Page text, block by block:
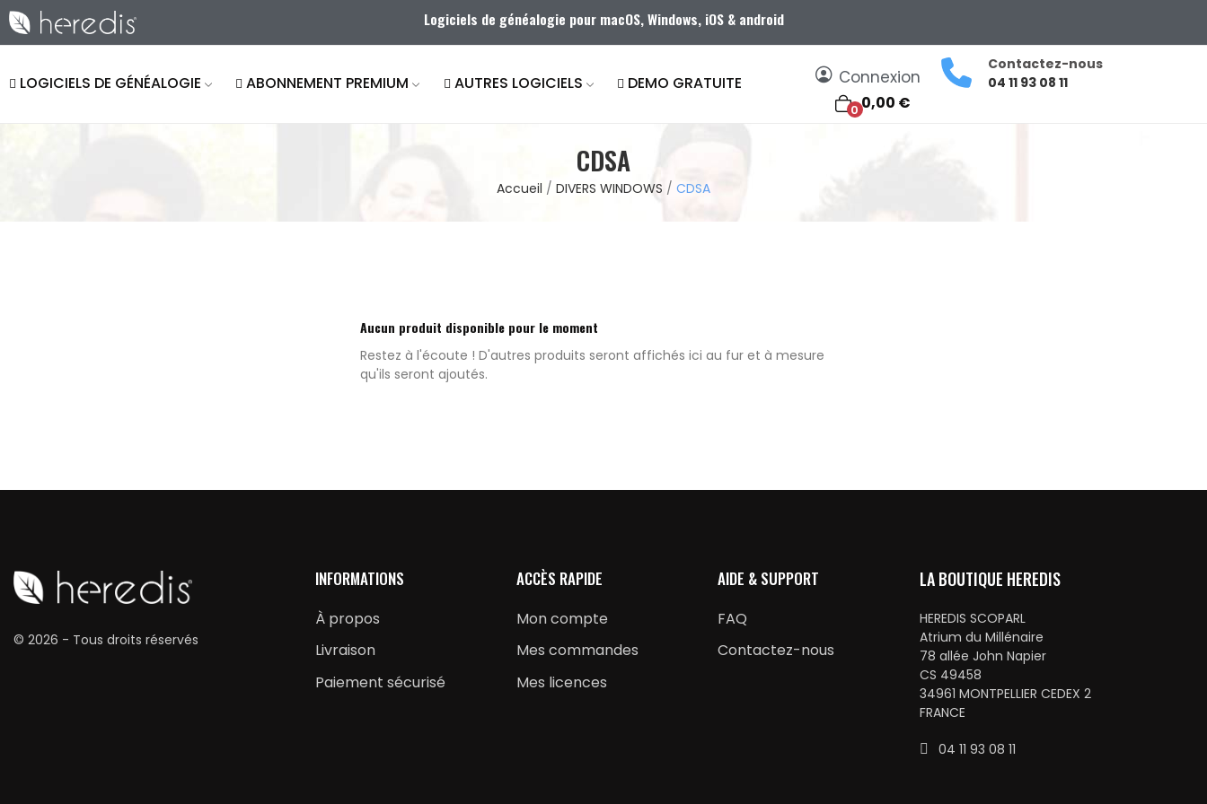
Logiciels de généalogie pour macOS, Windows, iOS & android
LOGICIELS DE GÉNÉALOGIE ABONNEMENT PREMIUM AUTRES LOGICIELS DEMO GRATUITE Connexion
Contactez-nous
04 11 93 08 11
0,00 €
0
CDSA
Accueil DIVERS WINDOWS CDSA
Aucun produit disponible pour le moment
Restez à l'écoute ! D'autres produits seront affichés ici au fur et à mesure
qu'ils seront ajoutés.
© 2026 - Tous droits réservés
INFORMATIONS
À propos
Livraison
Paiement sécurisé
ACCÈS RAPIDE
Mon compte
Mes commandes
Mes licences
AIDE & SUPPORT
FAQ
Contactez-nous
LA BOUTIQUE HEREDIS
HEREDIS SCOPARL
Atrium du Millénaire
78 allée John Napier
CS 49458
34961 MONTPELLIER CEDEX 2
FRANCE
04 11 93 08 11